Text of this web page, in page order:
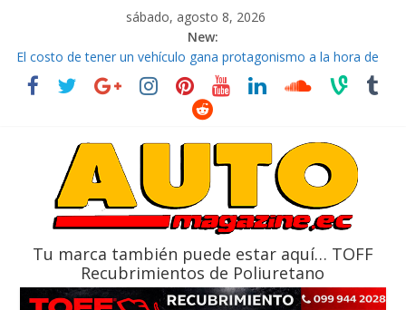
sábado, agosto 8, 2026
New:
El costo de tener un vehículo gana protagonismo a la hora de
decidir
Ultima película ‘Spider‑Man: Brand New Day’ pone en escena a
La Vuelta al Ecuador 2026, edición 47ª, recorre 7 provincias en 8
La FEDAK recibe 12 Sinotruk Bolden para cubrir las rutas de La
Tu marca también puede estar aquí… TOFF
Recubrimientos de Poliuretano